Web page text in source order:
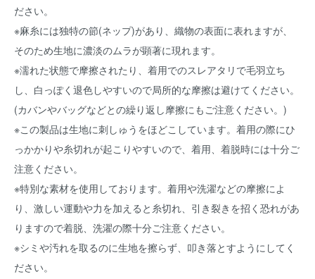
ださい。
※麻糸には独特の節(ネップ)があり、織物の表面に表れますが、
そのため生地に濃淡のムラが顕著に現れます。
※濡れた状態で摩擦されたり、着用でのスレアタリで毛羽立ち
し、白っぽく退色しやすいので局所的な摩擦は避けてください。
(カバンやバッグなどとの繰り返し摩擦にもご注意ください。)
※この製品は生地に刺しゅうをほどこしています。着用の際にひ
っかかりや糸切れが起こりやすいので、着用、着脱時には十分ご
注意ください。
※特別な素材を使用しております。着用や洗濯などの摩擦によ
り、激しい運動や力を加えると糸切れ、引き裂きを招く恐れがあ
りますので着脱、洗濯の際十分ご注意ください。
※シミや汚れを取るのに生地を擦らず、叩き落とすようにしてく
ださい。